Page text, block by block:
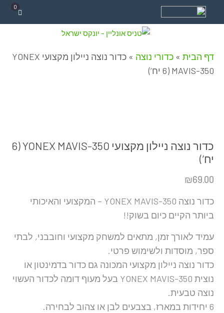
0
דף הבית » כדורי נוצה »
כדור נוצה ניילון מקצועי YONEX
MAVIS-350 (6 יח’)
כדור נוצה ניילון מקצועי YONEX MAVIS-350 (6
יח’)
₪69.00
כדור נוצה YONEX MAVIS-350 – המקצועי והאיכותי
ביותר הקיים כיום בשוק!!
עמיד לאורך זמן, מתאים למשחק מקצועי וחובבני, לבתי
ספר, מוסדות ולשימוש פרטי.
כדור נוצה ניילון מקצועי המכונה גם כדור בדמינטון או
נוצית YONEX MAVIS-350 בעל מעוף דומה לכדור העשוי
נוצה טבעית.
6 יחידות במארז, בצבעים לבן או צהוב לבחירה.